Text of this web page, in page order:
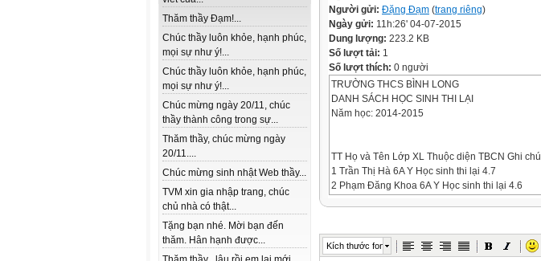
Thăm thầy Đạm!...
Chúc thầy luôn khỏe, hạnh phúc,
mọi sự như ý!...
Chúc thầy luôn khỏe, hạnh phúc,
mọi sự như ý!...
Chúc mừng ngày 20/11, chúc
thầy thành công trong sự...
Thăm thầy, chúc mừng ngày
20/11....
Chúc mừng sinh nhật Web thầy...
TVM xin gia nhập trang, chúc
chủ nhà có thật...
Tặng bạn nhé. Mời bạn đến
thăm. Hân hạnh được...
Người gửi: Đặng Đạm (trang riêng)
Ngày gửi: 11h:26' 04-07-2015
Dung lượng: 223.2 KB
Số lượt tải: 1
Số lượt thích: 0 người
TRƯỜNG THCS BÌNH LONG
DANH SÁCH HỌC SINH THI LẠI
Năm học: 2014-2015
TT Họ và Tên Lớp XL Thuộc diện TBCN Ghi chú
1 Trần Thị Hà 6A Y Học sinh thi lại 4.7
2 Phạm Đăng Khoa 6A Y Học sinh thi lại 4.6
6 Quảng Trọng Hà 7A Y Học sinh thi lại 4.8
7 Phạm Ngọc Hân 7A Y Học sinh thi lại 5.4
Kích thước font